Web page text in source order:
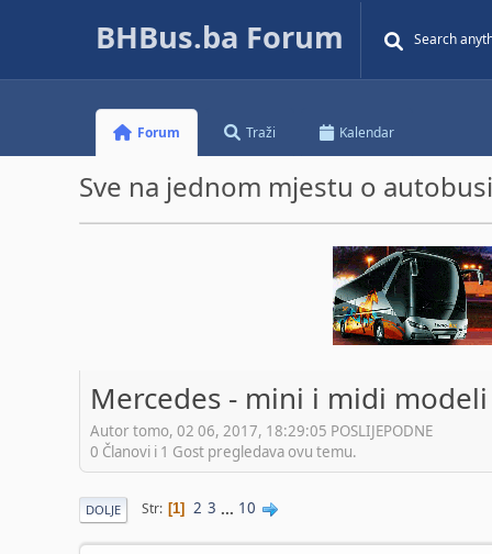
BHBus.ba Forum
Forum Traži Kalendar
Sve na jednom mjestu o
Mercedes - mini i midi modeli
Autor tomo, 02 06, 2017, 18:29:05 POSLIJEPODNE
0 Članovi i 1 Gost pregledava ovu temu.
DOLJE Str 1 2 3 ... 10